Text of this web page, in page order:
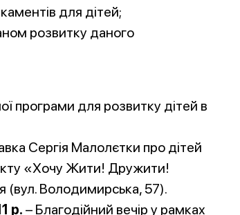
для дітей;
розвитку даного
програми для розвитку дітей в
Сергія Малолєтки про дітей
«Хочу Жити! Дружити!
(вул. Володимирська, 57).
р. – Благодійний вечір у рамках